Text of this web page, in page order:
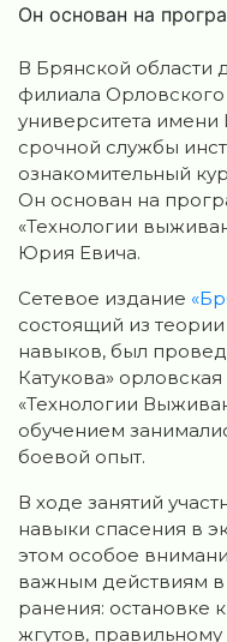
Он основан на
В Брянской области
филиала
университета имени
срочной службы
ознакомительный
Он основан на
«Технологии
Юрия Евича.
Сетевое издание
состоящий из
навыков, был
Катукова»
«Технологии
обучением
боевой опыт.
В ходе занятий
навыки спасения в
этом особое
важным действиям
ранения: остановке
жгутов,